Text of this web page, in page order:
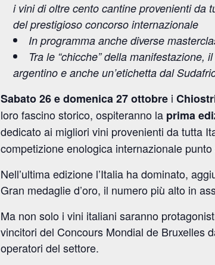
i vini di oltre cento cantine provenienti da
del prestigioso concorso internazionale
In programma anche diverse
Tra le “chicche” della
argentino e anche un’etichetta dal
Sabato 26 e domenica 27 ottobre i
loro fascino storico, ospiteranno la prima
dedicato ai migliori vini provenienti da tutta
competizione enologica internazionale
Nell’ultima edizione l’Italia ha dominato,
Gran medaglie d’oro, il numero più alto in
Ma non solo i vini italiani saranno
vincitori del Concours Mondial de Bruxelles
operatori del settore.